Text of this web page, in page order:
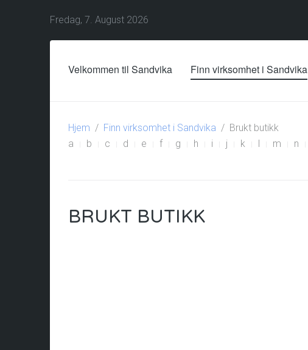
Fredag, 7. August 2026
Velkommen til Sandvika Finn virksomhet i Sandvika
Hjem Finn virksomhet i Sandvika
Brukt butikk
a
b c d e f g h i j k l m n
BRUKT BUTIKK